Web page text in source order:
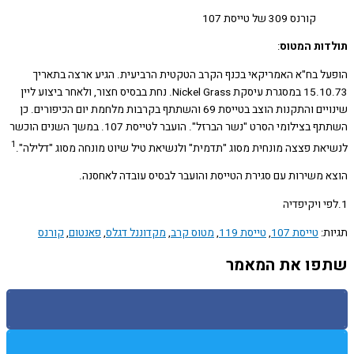
קורנס 309 של טייסת 107
המטוס:
בח"א האמריקאי בכנף הקרב הטקטית הרביעית. הגיע ארצה בתאריך
15.10.73 במסגרת עיסקת Nickel Grass. נחת בבסיס חצור, ולאחר ביצוע ליין
שינויים והתקנות הוצב בטייסת 69 והשתתף בקרבות מלחמת יום הכיפורים. כן
השתתף בצילומי הסרט "נשר הברזל". הועבר לטייסת 107. במשך השנים הוכשר
פצצה מונחית מסוג "תדמית" ולנשיאת טיל שיוט מונחה מסוג "דלילה".1
משירות עם סגירת הטייסת והועבר לבסיס עובדה לאחסנה.
טייסת 107 , טייסת 119 , מטוס קרב, מקדוננל דגלס,פאנטום,קורנס
את המאמר